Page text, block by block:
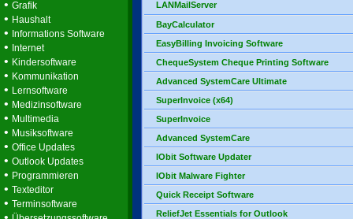
• Grafik
• Haushalt
• Informations Software
• Internet
• Kindersoftware
• Kommunikation
• Lernsoftware
• Medizinsoftware
• Multimedia
• Musiksoftware
• Office Updates
• Outlook Updates
• Programmieren
• Texteditor
• Terminsoftware
LANMailServer
BayCalculator
EasyBilling Invoicing Software
ChequeSystem Cheque Printing Software
Advanced SystemCare Ultimate
SuperInvoice (x64)
SuperInvoice
Advanced SystemCare
IObit Software Updater
IObit Malware Fighter
Quick Receipt Software
ReliefJet Essentials for Outlook